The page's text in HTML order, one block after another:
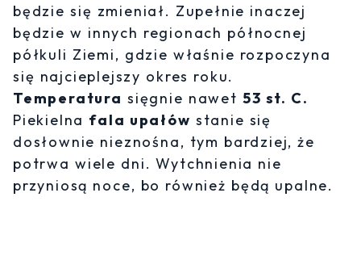
będzie się zmieniał. Zupełnie inaczej
będzie w innych regionach północnej
półkuli Ziemi, gdzie właśnie rozpoczyna
się najcieplejszy okres roku.
Temperatura sięgnie nawet 53 st. C.
Piekielna fala upałów stanie się
dosłownie nieznośna, tym bardziej, że
potrwa wiele dni. Wytchnienia nie
przyniosą noce, bo również będą upalne.